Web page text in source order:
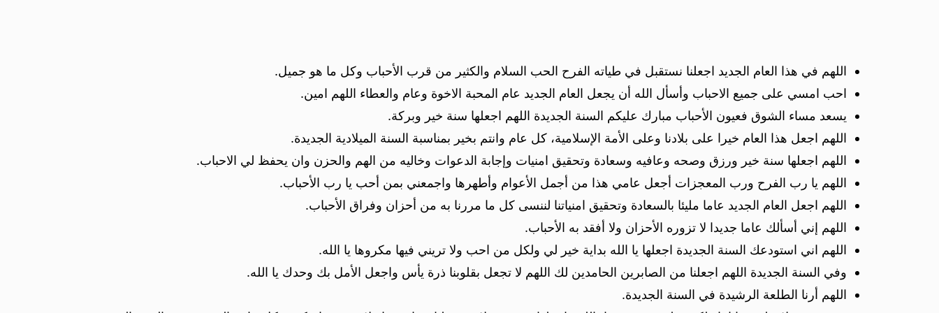
اللهم في هذا العام الجديد اجعلنا نستقبل في طياته الفرح الحب السلام والكثير من قرب الأحباب وكل ما هو جميل.
احب امسي على جميع الاحباب وأسأل الله أن يجعل العام الجديد عام المحبة الاخوة وعام والعطاء اللهم امين.
يسعد مساء الشوق فعيون الأحباب مبارك عليكم السنة الجديدة اللهم اجعلها سنة خير وبركة.
اللهم اجعل هذا العام خيرا على بلادنا وعلى الأمة الإسلامية، كل عام وانتم بخير بمناسبة السنة الميلادية الجديدة.
اللهم اجعلها سنة خير ورزق وصحه وعافيه وسعادة وتحقيق امنيات وإجابة الدعوات وخاليه من الهم والحزن وان يحفظ لي الاحباب.
اللهم يا رب الفرح ورب المعجزات أجعل عامي هذا من أجمل الأعوام وأطهرها واجمعني بمن أحب يا رب الأحباب.
اللهم اجعل العام الجديد عاما مليئا بالسعادة وتحقيق امنياتنا لننسى كل ما مررنا به من أحزان وفراق الأحباب.
اللهم إني أسألك عاما جديدا لا تزوره الأحزان ولا أفقد به الأحباب.
اللهم اني استودعك السنة الجديدة اجعلها يا الله بداية خير لي ولكل من احب ولا تريني فيها مكروها يا الله.
وفي السنة الجديدة اللهم اجعلنا من الصابرين الحامدين لك اللهم لا تجعل بقلوبنا ذرة يأس واجعل الأمل بك وحدك يا الله.
اللهم أرنا الطلعة الرشيدة في السنة الجديدة.